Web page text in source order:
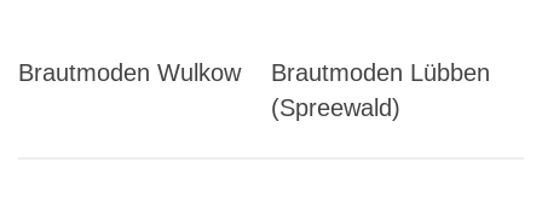
Brautmoden Wulkow
Brautmoden Lübben
(Spreewald)